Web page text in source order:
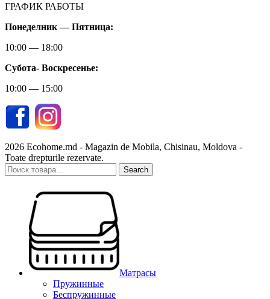
ГРАФИК РАБОТЫ
Понеделник — Пятница:
10:00 — 18:00
Субота- Воскресенье:
10:00 — 15:00
2026 Ecohome.md - Magazin de Mobila, Chisinau, Moldova -
Toate drepturile rezervate.
Search
Матрасы
Пружинные
Беспружинные